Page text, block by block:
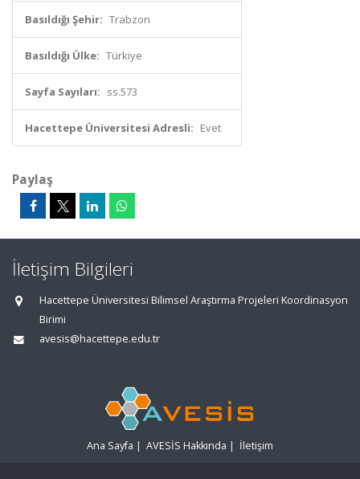
Basıldığı Şehir: Trabzon
Basıldığı Ülke: Türkiye
Sayfa Sayıları: ss.573
Hacettepe Üniversitesi Adresli: Evet
Paylaş
İletişim Bilgileri
Hacettepe Üniversitesi Bilimsel Araştırma Projeleri Koordinasyon
Birimi
avesis@hacettepe.edu.tr
Ana Sayfa | AVESİS Hakkında | İletişim